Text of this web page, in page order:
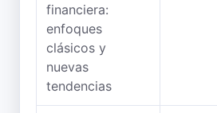
financiera:
enfoques
clásicos y
nuevas
tendencias